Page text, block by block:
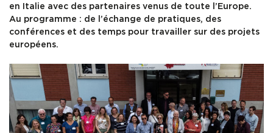
en Italie avec des partenaires venus de toute l’Europe.
Au programme : de l’échange de pratiques, des
conférences et des temps pour travailler sur des projets
européens.